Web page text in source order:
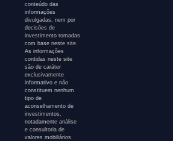
conteúdo das
informações
divulgadas, nem por
decisões de
investimento tomadas
com base neste site.
As informações
contidas neste site
são de caráter
exclusivamente
informativo e não
constituem nenhum
tipo de
aconselhamento de
investimentos,
notadamente análise
e consultoria de
valores mobiliários.